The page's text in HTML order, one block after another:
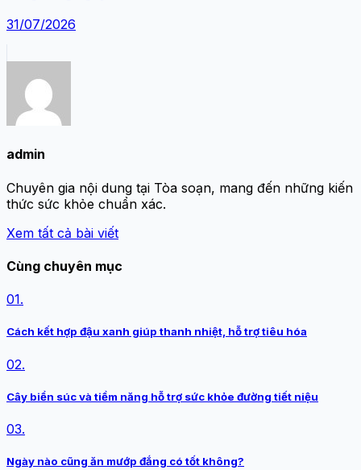
31/07/2026
admin
Chuyên gia nội dung tại Tòa soạn, mang đến những kiến
thức sức khỏe chuẩn xác.
Xem tất cả bài viết
Cùng chuyên mục
01.
Cách kết hợp đậu xanh giúp thanh nhiệt, hỗ trợ tiêu hóa
02.
Cây biển súc và tiềm năng hỗ trợ sức khỏe đường tiết niệu
03.
Ngày nào cũng ăn mướp đắng có tốt không?